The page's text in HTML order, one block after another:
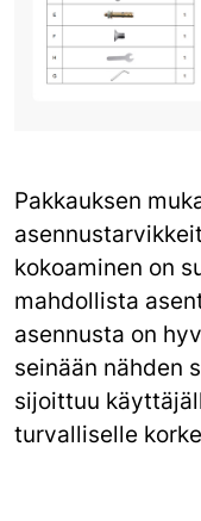
Pakkauksen
kokoaminen on
mahdollista
asennusta on
seinään nähden
sijoittuu
turvalliselle